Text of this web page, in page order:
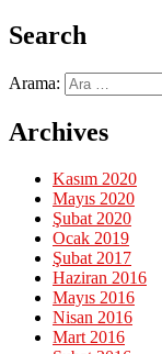
Search
Arama:
Archives
Kasım 2020
Mayıs 2020
Şubat 2020
Ocak 2019
Şubat 2017
Haziran 2016
Mayıs 2016
Nisan 2016
Mart 2016